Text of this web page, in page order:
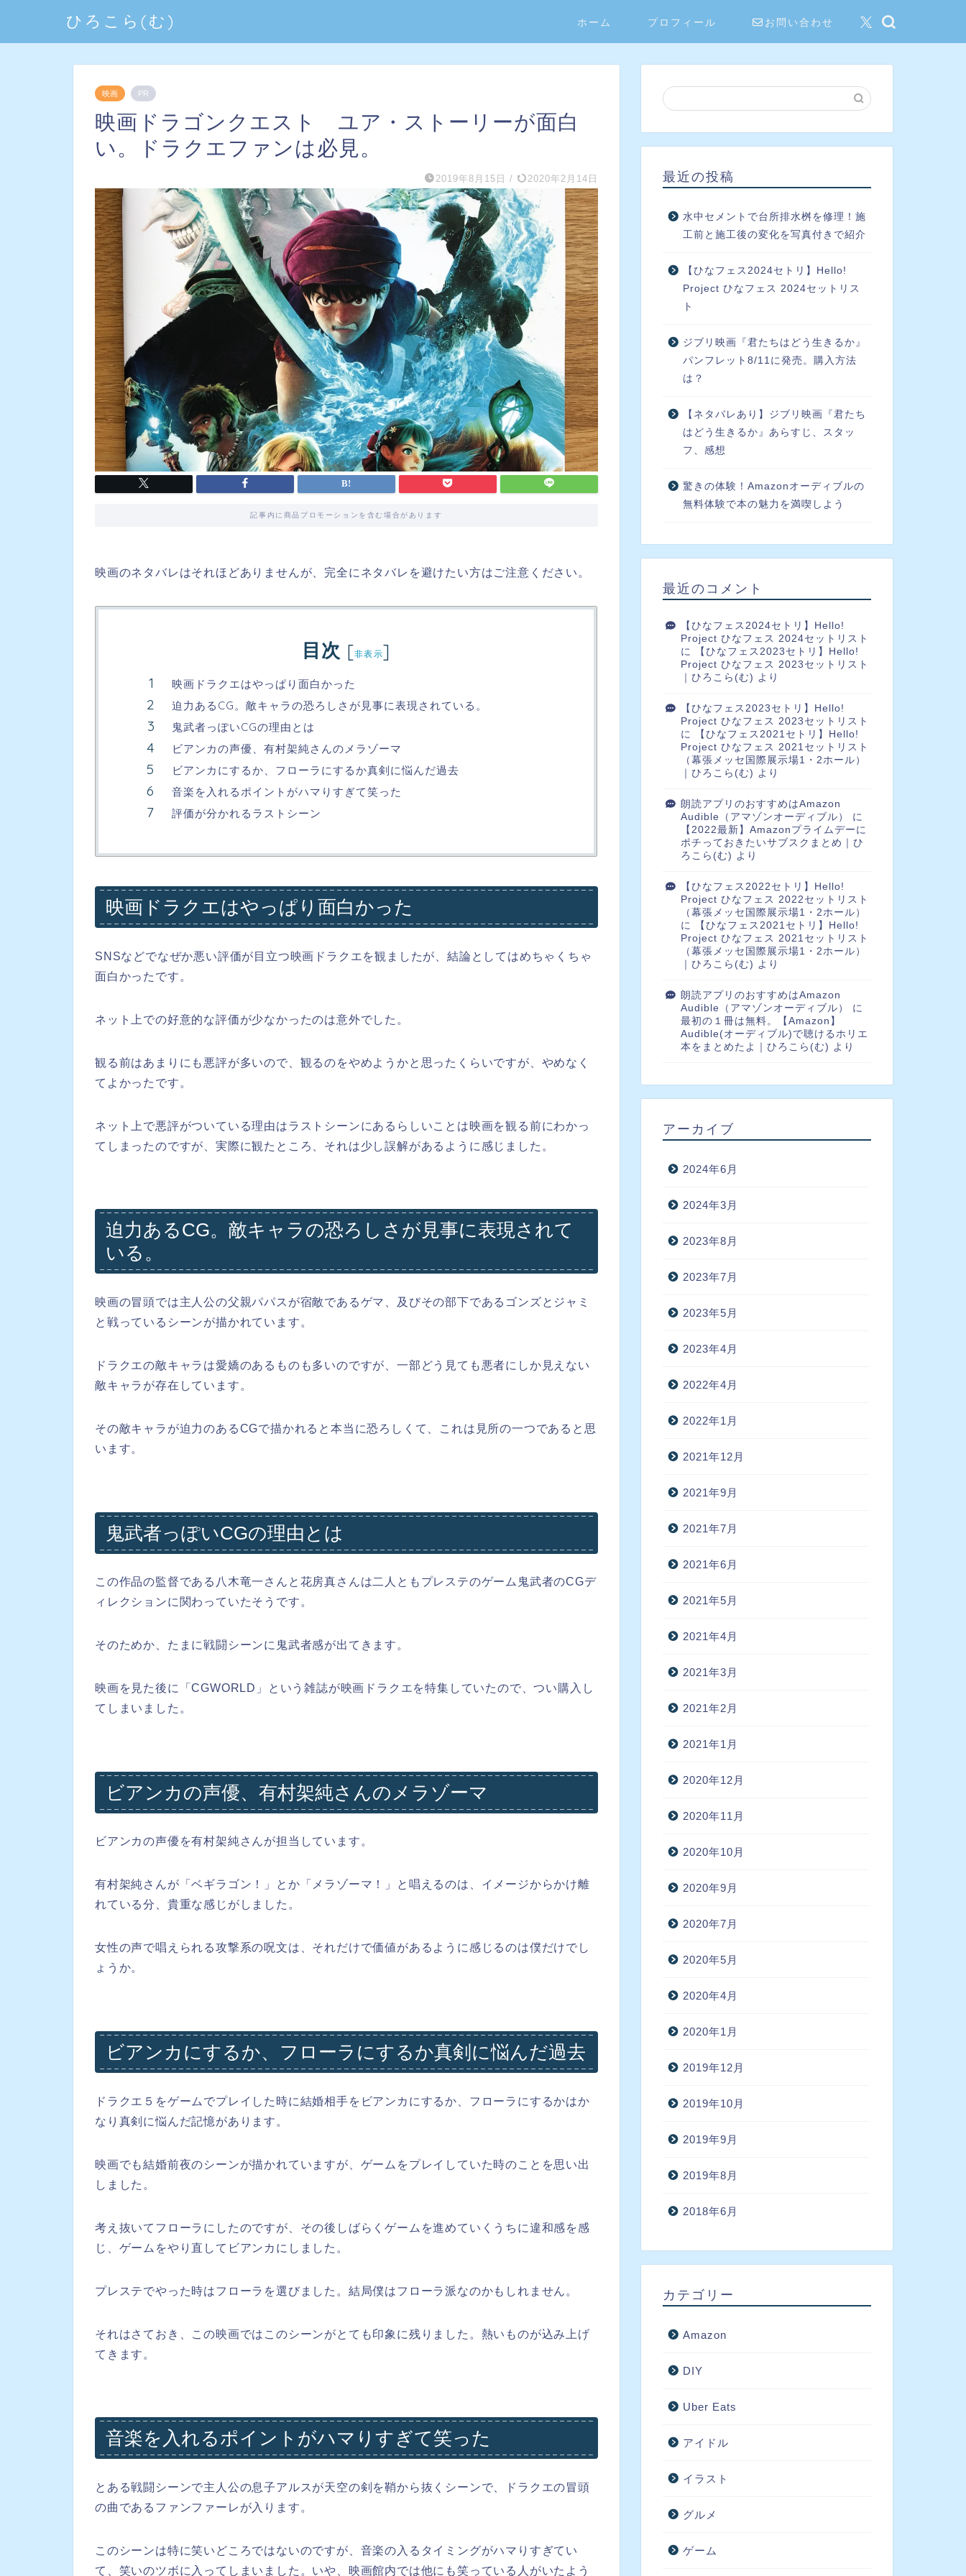
ひろこら(む) ホーム プロフィール お問い合わせ
映画 PR
映画ドラゴンクエスト ユア・ストーリーが面白
い。ドラクエファンは必見。
2019年8月15日 / 2020年2月14日
記事内に商品プロモーションを含む場合があります
映画のネタバレはそれほどありませんが、完全にネタバレを避けたい方はご注意ください。
目次 [非表示]
映画ドラクエはやっぱり面白かった
迫力あるCG。敵キャラの恐ろしさが見事に表現されている。
鬼武者っぽいCGの理由とは
ビアンカの声優、有村架純さんのメラゾーマ
ビアンカにするか、フローラにするか真剣に悩んだ過去
音楽を入れるポイントがハマりすぎて笑った
評価が分かれるラストシーン
映画ドラクエはやっぱり面白かった
SNSなどでなぜか悪い評価が目立つ映画ドラクエを観ましたが、結論としてはめちゃくちゃ
面白かったです。
ネット上での好意的な評価が少なかったのは意外でした。
観る前はあまりにも悪評が多いので、観るのをやめようかと思ったくらいですが、やめなく
てよかったです。
ネット上で悪評がついている理由はラストシーンにあるらしいことは映画を観る前にわかっ
てしまったのですが、実際に観たところ、それは少し誤解があるように感じました。
迫力あるCG。敵キャラの恐ろしさが見事に表現されて
いる。
映画の冒頭では主人公の父親パパスが宿敵であるゲマ、及びその部下であるゴンズとジャミ
と戦っているシーンが描かれています。
ドラクエの敵キャラは愛嬌のあるものも多いのですが、一部どう見ても悪者にしか見えない
敵キャラが存在しています。
その敵キャラが迫力のあるCGで描かれると本当に恐ろしくて、これは見所の一つであると思
います。
鬼武者っぽいCGの理由とは
この作品の監督である八木竜一さんと花房真さんは二人ともプレステのゲーム鬼武者のCGデ
ィレクションに関わっていたそうです。
そのためか、たまに戦闘シーンに鬼武者感が出てきます。
映画を見た後に「CGWORLD」という雑誌が映画ドラクエを特集していたので、つい購入し
てしまいました。
ビアンカの声優、有村架純さんのメラゾーマ
ビアンカの声優を有村架純さんが担当しています。
有村架純さんが「ベギラゴン！」とか「メラゾーマ！」と唱えるのは、イメージからかけ離
れている分、貴重な感じがしました。
女性の声で唱えられる攻撃系の呪文は、それだけで価値があるように感じるのは僕だけでし
ょうか。
ビアンカにするか、フローラにするか真剣に悩んだ過去
ドラクエ５をゲームでプレイした時に結婚相手をビアンカにするか、フローラにするかはか
なり真剣に悩んだ記憶があります。
映画でも結婚前夜のシーンが描かれていますが、ゲームをプレイしていた時のことを思い出
しました。
考え抜いてフローラにしたのですが、その後しばらくゲームを進めていくうちに違和感を感
じ、ゲームをやり直してビアンカにしました。
プレステでやった時はフローラを選びました。結局僕はフローラ派なのかもしれません。
それはさておき、この映画ではこのシーンがとても印象に残りました。熱いものが込み上げ
てきます。
音楽を入れるポイントがハマりすぎて笑った
とある戦闘シーンで主人公の息子アルスが天空の剣を鞘から抜くシーンで、ドラクエの冒頭
の曲であるファンファーレが入ります。
このシーンは特に笑いどころではないのですが、音楽の入るタイミングがハマりすぎてい
て、笑いのツボに入ってしまいました。いや、映画館内では他にも笑っている人がいたよう
最近の投稿
水中セメントで台所排水桝を修理！施
工前と施工後の変化を写真付きで紹介
【ひなフェス2024セトリ】Hello!
Project ひなフェス 2024セットリス
ト
ジブリ映画『君たちはどう生きるか』
パンフレット8/11に発売。購入方法
は？
【ネタバレあり】ジブリ映画『君たち
はどう生きるか』あらすじ、スタッ
フ、感想
驚きの体験！Amazonオーディブルの
無料体験で本の魅力を満喫しよう
最近のコメント
【ひなフェス2024セトリ】Hello!
Project ひなフェス 2024セットリスト
に
【ひなフェス2023セトリ】Hello!
Project ひなフェス 2023セットリスト
｜ひろこら(む) より
【ひなフェス2023セトリ】Hello!
Project ひなフェス 2023セットリスト
に
【ひなフェス2021セトリ】Hello!
Project ひなフェス 2021セットリスト
（幕張メッセ国際展示場1・2ホール）
｜ひろこら(む) より
朗読アプリのおすすめはAmazon
Audible（アマゾンオーディブル）
に
【2022最新】Amazonプライムデーに
ポチっておきたいサブスクまとめ｜ひ
ろこら(む) より
【ひなフェス2022セトリ】Hello!
Project ひなフェス 2022セットリスト
（幕張メッセ国際展示場1・2ホール）
に
【ひなフェス2021セトリ】Hello!
Project ひなフェス 2021セットリスト
（幕張メッセ国際展示場1・2ホール）
｜ひろこら(む) より
朗読アプリのおすすめはAmazon
Audible（アマゾンオーディブル）
に
最初の１冊は無料。【Amazon】
Audible(オーディブル)で聴けるホリエ
本をまとめたよ｜ひろこら(む) より
アーカイブ
2024年6月
2024年3月
2023年8月
2023年7月
2023年5月
2023年4月
2022年4月
2022年1月
2021年12月
2021年9月
2021年7月
2021年6月
2021年5月
2021年4月
2021年3月
2021年2月
2021年1月
2020年12月
2020年11月
2020年10月
2020年9月
2020年7月
2020年5月
2020年4月
2020年1月
2019年12月
2019年10月
2019年9月
2019年8月
2018年6月
カテゴリー
Amazon
DIY
Uber Eats
アイドル
イラスト
グルメ
ゲーム